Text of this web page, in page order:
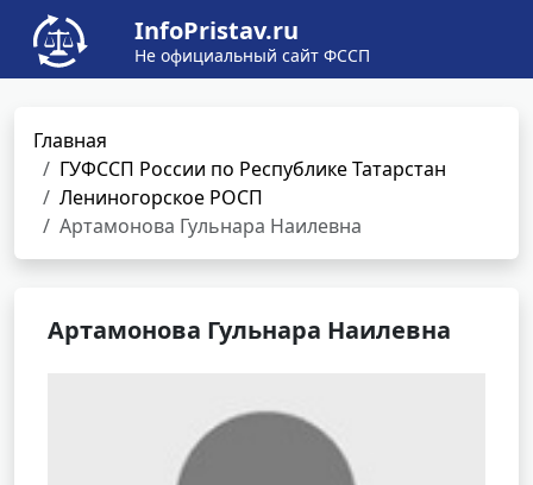
InfoPristav.ru
Не официальный сайт ФССП
Главная
ГУФССП России по Республике Татарстан
Лениногорское РОСП
Артамонова Гульнара Наилевна
Артамонова Гульнара Наилевна